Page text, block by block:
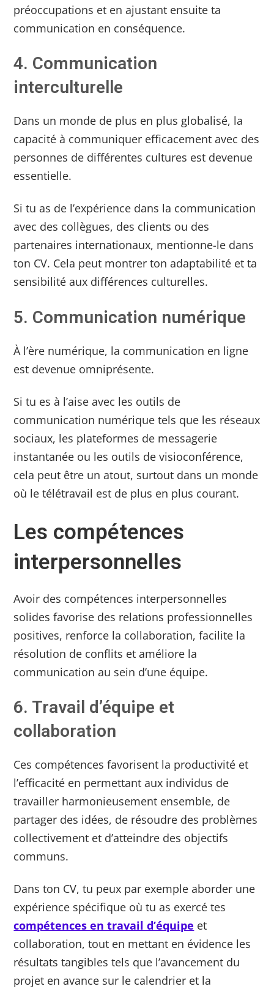
préoccupations et en ajustant ensuite ta
communication en conséquence.
4. Communication
interculturelle
Dans un monde de plus en plus globalisé, la
capacité à communiquer efficacement avec des
personnes de différentes cultures est devenue
essentielle.
Si tu as de l’expérience dans la communication
avec des collègues, des clients ou des
partenaires internationaux, mentionne-le dans
ton CV. Cela peut montrer ton adaptabilité et ta
sensibilité aux différences culturelles.
5. Communication numérique
À l’ère numérique, la communication en ligne
est devenue omniprésente.
Si tu es à l’aise avec les outils de
communication numérique tels que les réseaux
sociaux, les plateformes de messagerie
instantanée ou les outils de visioconférence,
cela peut être un atout, surtout dans un monde
où le télétravail est de plus en plus courant.
Les compétences
interpersonnelles
Avoir des compétences interpersonnelles
solides favorise des relations professionnelles
positives, renforce la collaboration, facilite la
résolution de conflits et améliore la
communication au sein d’une équipe.
6. Travail d’équipe et
collaboration
Ces compétences favorisent la productivité et
l’efficacité en permettant aux individus de
travailler harmonieusement ensemble, de
partager des idées, de résoudre des problèmes
collectivement et d’atteindre des objectifs
communs.
Dans ton CV, tu peux par exemple aborder une
expérience spécifique où tu as exercé tes
compétences en travail d’équipe et
collaboration, tout en mettant en évidence les
résultats tangibles tels que l’avancement du
projet en avance sur le calendrier et la